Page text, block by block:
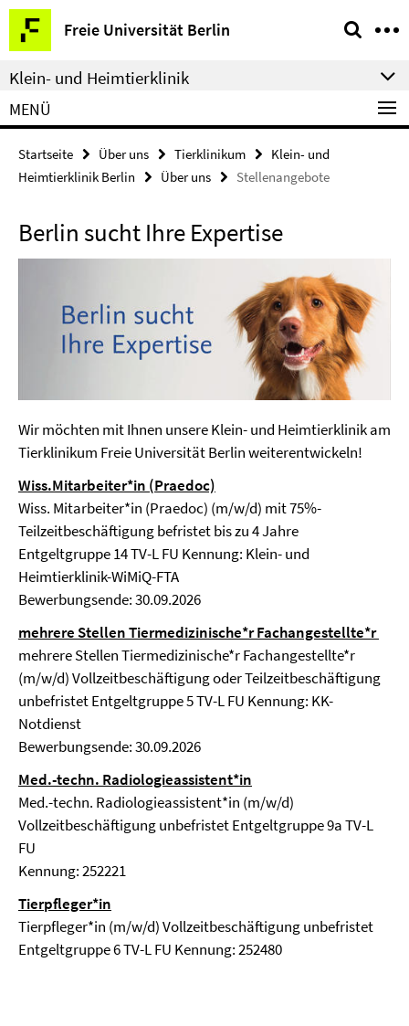
Springe
direkt
zu
Inhalt
Freie Universität Berlin
Service-
Navigation
Klein- und Heimtierklinik
MENÜ
Startseite Über uns Tierklinikum
Klein- und
Heimtierklinik Berlin
Über uns Stellenangebote
Berlin sucht Ihre Expertise
Wir möchten mit Ihnen unsere Klein- und Heimtierklinik am
Tierklinikum Freie Universität Berlin weiterentwickeln!
Wiss.Mitarbeiter*in (Praedoc)
Wiss. Mitarbeiter*in (Praedoc) (m/w/d) mit 75%-
Teilzeitbeschäftigung befristet bis zu 4 Jahre
Entgeltgruppe 14 TV-L FU Kennung: Klein- und
Heimtierklinik-WiMiQ-FTA
Bewerbungsende: 30.09.2026
mehrere Stellen Tiermedizinische*r Fachangestellte*r
mehrere Stellen Tiermedizinische*r Fachangestellte*r
(m/w/d) Vollzeitbeschäftigung oder Teilzeitbeschäftigung
unbefristet Entgeltgruppe 5 TV-L FU Kennung: KK-
Notdienst
Bewerbungsende: 30.09.2026
Med.-techn. Radiologieassistent*in
Med.-techn. Radiologieassistent*in (m/w/d)
Vollzeitbeschäftigung unbefristet Entgeltgruppe 9a TV-L
FU
Kennung: 252221
Tierpfleger*in
Tierpfleger*in (m/w/d) Vollzeitbeschäftigung unbefristet
Entgeltgruppe 6 TV-L FU Kennung: 252480